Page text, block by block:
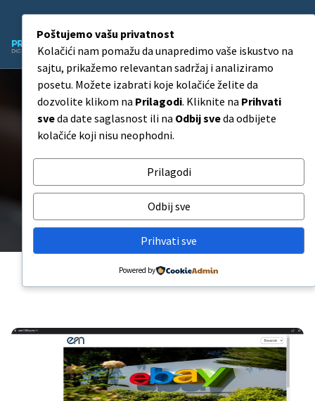
Agencija za Digitalni Marketing
Monthly Archives: jun 2023
Monthly Archives: jun 2023
Poštujemo vašu privatnost
Kolačići nam pomažu da unapredimo vaše iskustvo na
sajtu, prikažemo relevantan sadržaj i analiziramo
posetu. Možete izabrati koje kolačiće želite da
dozvolite klikom na Prilagodi. Kliknite na Prihvati
sveda date saglasnost ili na Odbij sveda odbijete
kolačiće koji nisu neophodni.
Prilagodi
Odbij sve
Prihvati sve
Powered by